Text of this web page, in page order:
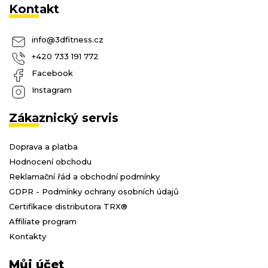
Kontakt
info@3dfitness.cz
+420 733 191 772
Facebook
Instagram
Zákaznický servis
Doprava a platba
Hodnocení obchodu
Reklamační řád a obchodní podmínky
GDPR - Podmínky ochrany osobních údajů
Certifikace distributora TRX®
Affiliate program
Kontakty
Můj účet